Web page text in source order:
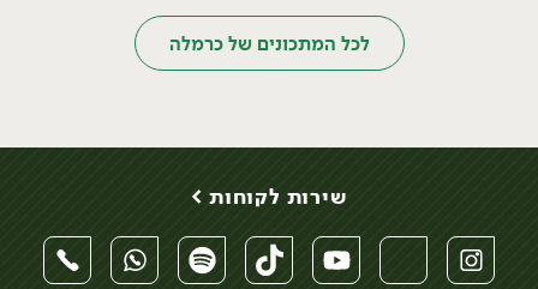
לכל המתכונים של כרמלה
שירות לקוחות >